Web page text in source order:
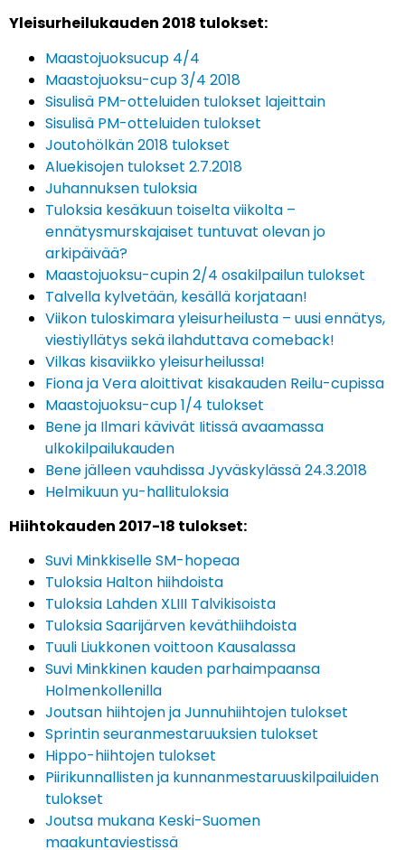
Yleisurheilukauden 2018 tulokset:
Maastojuoksucup 4/4
Maastojuoksu-cup 3/4 2018
Sisulisä PM-otteluiden tulokset lajeittain
Sisulisä PM-otteluiden tulokset
Joutohölkän 2018 tulokset
Aluekisojen tulokset 2.7.2018
Juhannuksen tuloksia
Tuloksia kesäkuun toiselta viikolta –
ennätysmurskajaiset tuntuvat olevan jo
arkipäivää?
Maastojuoksu-cupin 2/4 osakilpailun tulokset
Talvella kylvetään, kesällä korjataan!
Viikon tuloskimara yleisurheilusta – uusi ennätys,
viestiyllätys sekä ilahduttava comeback!
Vilkas kisaviikko yleisurheilussa!
Fiona ja Vera aloittivat kisakauden Reilu-cupissa
Maastojuoksu-cup 1/4 tulokset
Bene ja Ilmari kävivät Iitissä avaamassa
ulkokilpailukauden
Bene jälleen vauhdissa Jyväskylässä 24.3.2018
Helmikuun yu-hallituloksia
Hiihtokauden 2017-18 tulokset:
Suvi Minkkiselle SM-hopeaa
Tuloksia Halton hiihdoista
Tuloksia Lahden XLIII Talvikisoista
Tuloksia Saarijärven keväthiihdoista
Tuuli Liukkonen voittoon Kausalassa
Suvi Minkkinen kauden parhaimpaansa
Holmenkollenilla
Joutsan hiihtojen ja Junnuhiihtojen tulokset
Sprintin seuranmestaruuksien tulokset
Hippo-hiihtojen tulokset
Piirikunnallisten ja kunnanmestaruuskilpailuiden
tulokset
Joutsa mukana Keski-Suomen
maakuntaviestissä